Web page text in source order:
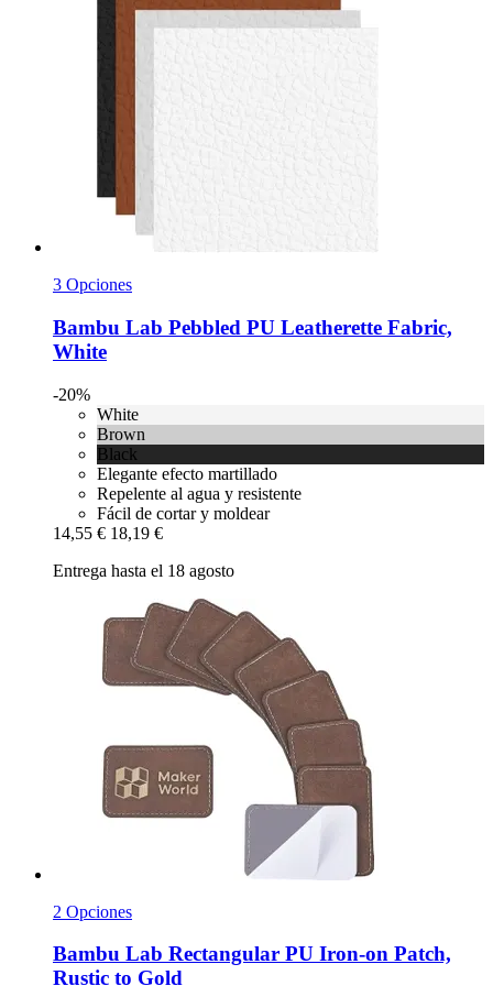
3 Opciones
Bambu Lab Pebbled PU Leatherette Fabric,
White
-20%
White
Brown
Black
Elegante efecto martillado
Repelente al agua y resistente
Fácil de cortar y moldear
14,55 € 18,19 €
Entrega hasta el 18 agosto
2 Opciones
Bambu Lab Rectangular PU Iron-​on Patch,
Rustic to Gold